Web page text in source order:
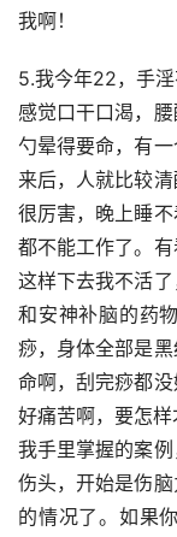
我啊！
5.我今年22，手
感觉口干口渴，
勺晕得要命，有
来后，人就比较
很厉害，晚上睡不
都不能工作了。
这样下去我不活
和安神补脑的药
痧，身体全部是
命啊，刮完痧都
好痛苦啊，要怎样
我手里掌握的案
伤头，开始是伤
的情况了。如果